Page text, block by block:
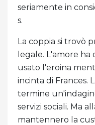
seriamente in
s.
La coppia si trovò
legale. L'amore ha
usato l'eroina
incinta di Frances.
termine
servizi sociali. Ma
mantennero la